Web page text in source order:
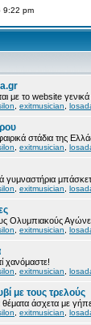
9:22 pm
με το website γενικά
exitmusician
στάδια της
exitmusician
γυμναστήρια
exitmusician
Ολυμπιακούς
exitmusician
χανόμαστε!
exitmusician
με τους τρελούς
άσχετα με
exitmusician